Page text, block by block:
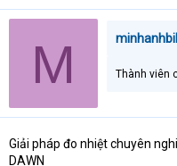
a
e
r
g
ó
M Thành viên
Giải pháp đo nhiệt chuyên
DAWN